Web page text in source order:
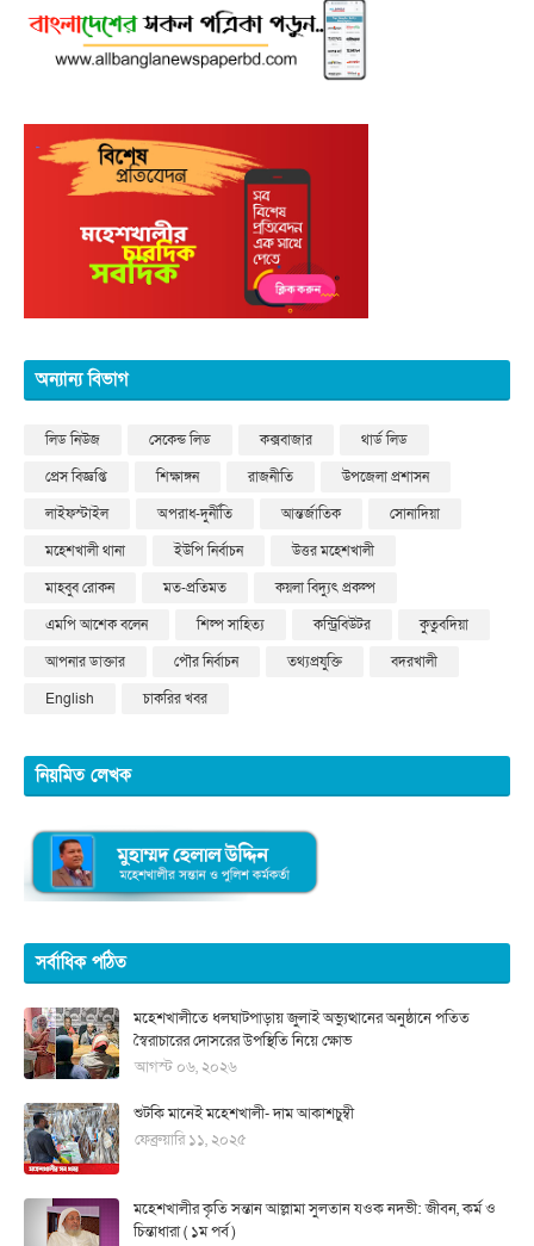
অন্যান্য বিভাগ
লিড নিউজ সেকেন্ড লিড কক্সবাজার
থার্ড লিড
প্রেস বিজ্ঞপ্তি
শিক্ষাঙ্গন রাজনীতি
উপজেলা প্রশাসন
লাইফস্টাইল
অপরাধ-দুর্নীতি আন্তর্জাতিক
সোনাদিয়া
মহেশখালী থানা
ইউপি নির্বাচন
উত্তর মহেশখালী
মাহবুব রোকন
মত-প্রতিমত
কয়লা বিদ্যুৎ প্রকল্প
এমপি আশেক বলেন
শিল্প সাহিত্য কন্ট্রিবিউটর
কুতুবদিয়া
আপনার ডাক্তার
পৌর নির্বাচন তথ্যপ্রযুক্তি
বদরখালী
English
চাকরির খবর
নিয়মিত লেখক
সর্বাধিক পঠিত
মহেশখালীতে ধলঘাটপাড়ায় জুলাই অভ্যুত্থানের অনুষ্ঠানে পতিত
স্বৈরাচারের দোসরের উপস্থিতি নিয়ে ক্ষোভ
আগস্ট ০৬, ২০২৬
শুটকি মানেই মহেশখালী- দাম আকাশচুম্বী
ফেব্রুয়ারি ১১, ২০২৫
মহেশখালীর কৃতি সন্তান আল্লামা সুলতান যওক নদভী: জীবন, কর্ম ও
চিন্তাধারা ( ১ম পর্ব )